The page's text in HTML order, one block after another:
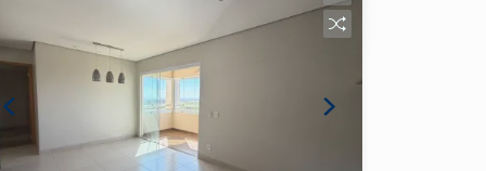
garagem cobertas - Sala para dois
ambientes com excelente iluminação
natural - Sacada, proporcionando mais
ventilação e conforto - Cozinha com
armários planejados - Área de serviço
independente - Banheiro social